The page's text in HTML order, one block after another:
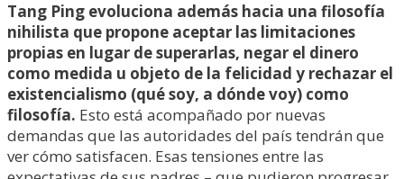
Tang Ping evoluciona además hacia una filosofía
nihilista que propone aceptar las limitaciones
propias en lugar de superarlas, negar el dinero
como medida u objeto de la felicidad y rechazar el
existencialismo (qué soy, a dónde voy) como
filosofía. Esto está acompañado por nuevas
demandas que las autoridades del país tendrán que
ver cómo satisfacen. Esas tensiones entre las